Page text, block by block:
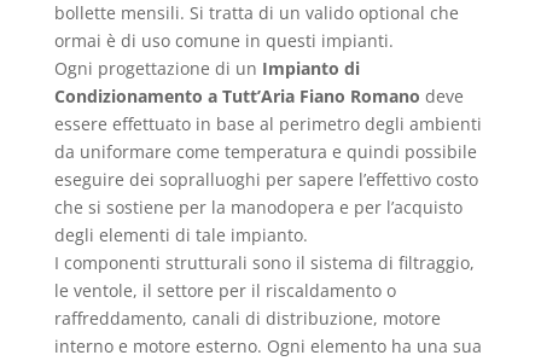
bollette mensili. Si tratta di un valido optional che
ormai è di uso comune in questi impianti.
Ogni progettazione di un Impianto di
Condizionamento a Tutt’Aria Fiano Romano deve
essere effettuato in base al perimetro degli ambienti
da uniformare come temperatura e quindi possibile
eseguire dei sopralluoghi per sapere l’effettivo costo
che si sostiene per la manodopera e per l’acquisto
degli elementi di tale impianto.
I componenti strutturali sono il sistema di filtraggio,
le ventole, il settore per il riscaldamento o
raffreddamento, canali di distribuzione, motore
interno e motore esterno. Ogni elemento ha una sua